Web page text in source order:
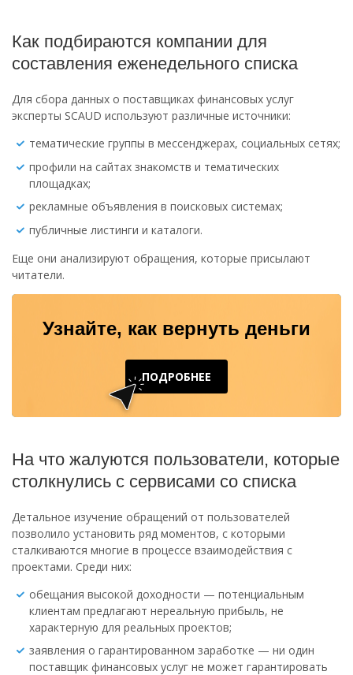
Как подбираются компании для
составления еженедельного списка
Для сбора данных о поставщиках финансовых услуг
эксперты SCAUD используют различные источники:
тематические группы в мессенджерах, социальных сетях;
профили на сайтах знакомств и тематических
площадках;
рекламные объявления в поисковых системах;
публичные листинги и каталоги.
Еще они анализируют обращения, которые присылают
читатели.
Узнайте, как вернуть деньги
ПОДРОБНЕЕ
На что жалуются пользователи, которые
столкнулись с сервисами со списка
Детальное изучение обращений от пользователей
позволило установить ряд моментов, с которыми
сталкиваются многие в процессе взаимодействия с
проектами. Среди них:
обещания высокой доходности — потенциальным
клиентам предлагают нереальную прибыль, не
характерную для реальных проектов;
заявления о гарантированном заработке — ни один
поставщик финансовых услуг не может гарантировать